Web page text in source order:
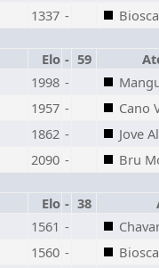
1337 -
Elo - 59
1998 -
1957 -
Cano
1862 -
Jove
2090 -
Bru
Elo - 38
1561 -
1560 -